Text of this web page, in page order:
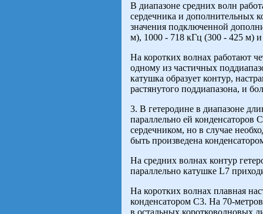
В диапазоне средних волн
сердечника и дополнительных
значения подключенной
м), 1000 - 718 кГц (300 - 425 м)
На коротких волнах работают
одному из частичных
катушка образует контур,
растянутого поддиапазона, и
3. В гетеродине в диапазоне
параллельно ей конденсаторов
сердечником, но в случае
быть произведена
На средних волнах контур
параллельно катушке L7
На коротких волнах плавная
конденсатором С3. На 70-
в остальных коротковолновых